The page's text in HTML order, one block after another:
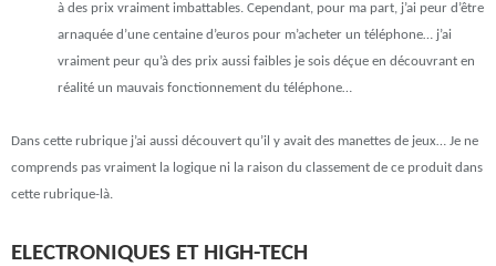
à des prix vraiment imbattables. Cependant, pour ma part, j’ai peur d’être
arnaquée d’une centaine d’euros pour m’acheter un téléphone… j’ai
vraiment peur qu’à des prix aussi faibles je sois déçue en découvrant en
réalité un mauvais fonctionnement du téléphone…
Dans cette rubrique j’ai aussi découvert qu’il y avait des manettes de jeux… Je ne
comprends pas vraiment la logique ni la raison du classement de ce produit dans
cette rubrique-là.
ELECTRONIQUES ET HIGH-TECH